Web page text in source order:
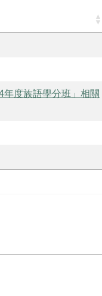
度族語學分班」相關